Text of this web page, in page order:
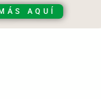
AQUÍ